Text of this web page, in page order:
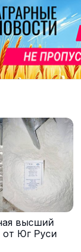
высший
от Юг Руси